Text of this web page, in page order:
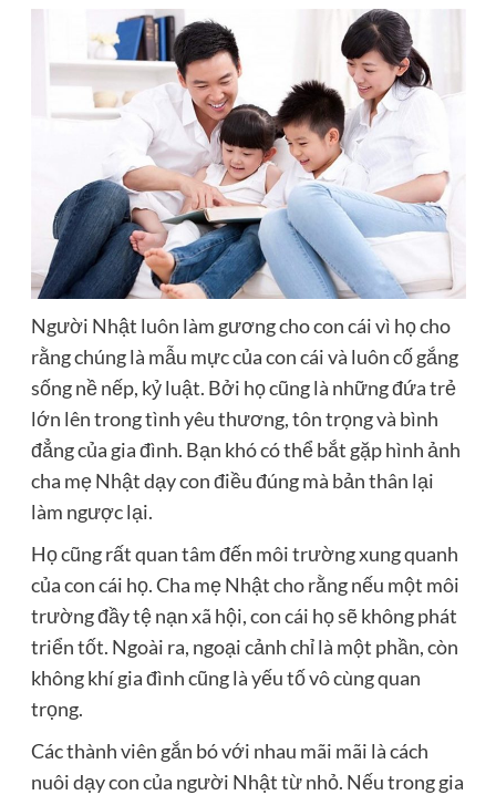
Người Nhật luôn làm gương cho con cái vì họ cho
rằng chúng là mẫu mực của con cái và luôn cố gắng
sống nề nếp, kỷ luật. Bởi họ cũng là những đứa trẻ
lớn lên trong tình yêu thương, tôn trọng và bình
đẳng của gia đình. Bạn khó có thể bắt gặp hình ảnh
cha mẹ Nhật dạy con điều đúng mà bản thân lại
làm ngược lại.
Họ cũng rất quan tâm đến môi trường xung quanh
của con cái họ. Cha mẹ Nhật cho rằng nếu một môi
trường đầy tệ nạn xã hội, con cái họ sẽ không phát
triển tốt. Ngoài ra, ngoại cảnh chỉ là một phần, còn
không khí gia đình cũng là yếu tố vô cùng quan
trọng.
Các thành viên gắn bó với nhau mãi mãi là cách
nuôi dạy con của người Nhật từ nhỏ. Nếu trong gia